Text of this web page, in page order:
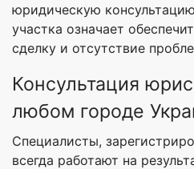
юридическую
участка означает
сделку и отсутствие
Консультация
любом городе
Специалисты,
всегда работают на